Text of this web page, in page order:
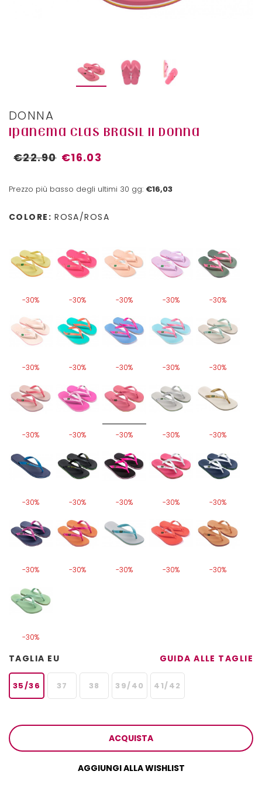
DONNA
IPANEMA CLAS BRASIL II DONNA
€22.90 €16.03
Prezzo più basso degli ultimi 30 gg: €16,03
COLORE: ROSA/ROSA
-30% -30% -30% -30% -30%
-30% -30% -30% -30% -30%
-30% -30% -30% -30% -30%
-30% -30% -30% -30% -30%
-30% -30% -30% -30% -30%
-30%
TAGLIA EU GUIDA ALLE TAGLIE
35/36 37 38 39/40 41/42
ACQUISTA
AGGIUNGI ALLA WISHLIST